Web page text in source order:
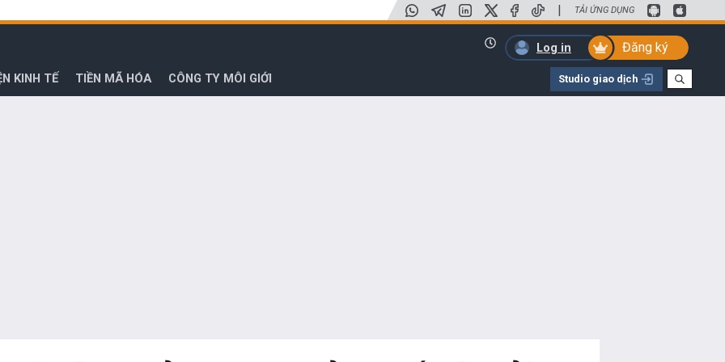
| TẢI ỨNG DỤNG
Log in
Đăng ký
KINH TẾ TIỀN MÃ HÓA CÔNG TY MÔI GIỚI Studio giao dịch